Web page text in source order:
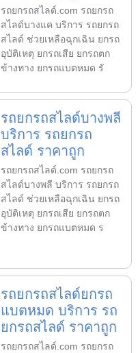
รถยกรถสไลด์.com รถยกรถ
สไลด์บางแค บริการ รถยกรถ
สไลด์ ช่วยเหลือฉุกเฉิน ยกรถ
อุบัติเหตุ ยกรถเสีย ยกรถตก
ข้างทาง ยกรถแบตหมด รั
รถยกรถสไลด์บางพลี
บริการ รถยกรถ
สไลด์ ราคาถูก
รถยกรถสไลด์.com รถยกรถ
สไลด์บางพลี บริการ รถยกรถ
สไลด์ ช่วยเหลือฉุกเฉิน ยกรถ
อุบัติเหตุ ยกรถเสีย ยกรถตก
ข้างทาง ยกรถแบตหมด ร
รถยกรถสไลด์ยกรถ
แบตหมด บริการ รถ
ยกรถสไลด์ ราคาถูก
รถยกรถสไลด์.com รถยกรถ